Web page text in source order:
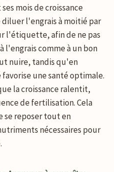
mois de croissance
l'engrais à moitié par
l'étiquette, afin de ne pas
l'engrais comme à un bon
nuire, tandis qu'en
une santé optimale.
la croissance ralentit,
de fertilisation. Cela
se reposer tout en
nécessaires pour